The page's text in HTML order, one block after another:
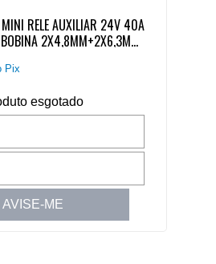
RELE AUXILIAR 24V 40A
2X4,8MM+2X6,3MM
SUPORTE VW
Pix
esgotado
AVISE-ME